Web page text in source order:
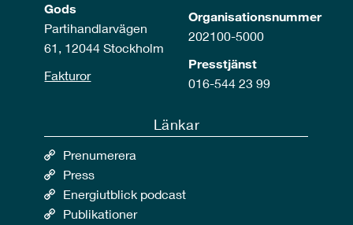
Gods
Partihandlarvägen
61, 12044 Stockholm
Fakturor
Organisationsnummer
202100-5000
Presstjänst
016-544 23 99
Länkar
Prenumerera
Press
Energiutblick podcast
Publikationer